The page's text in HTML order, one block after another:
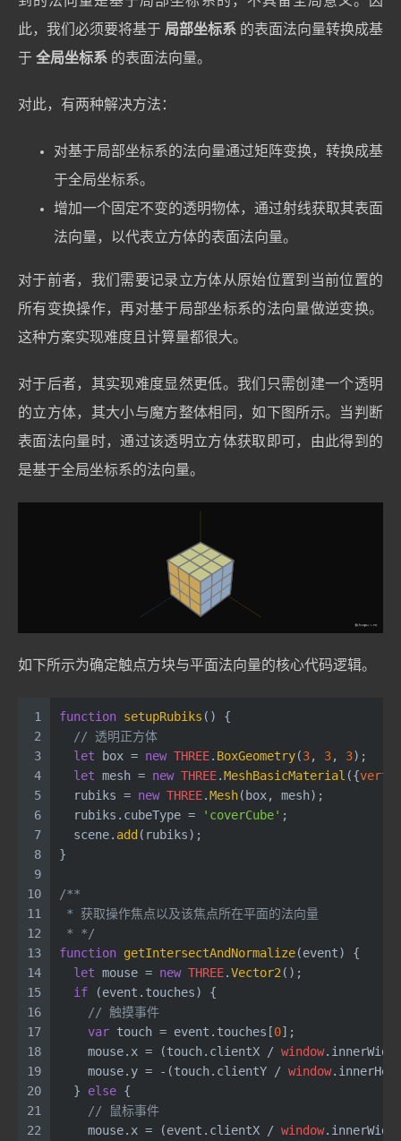
此，我们必须要将基于 局部坐标系 的表面法向量转换成基
于 全局坐标系 的表面法向量。
对此，有两种解决方法：
对基于局部坐标系的法向量通过矩阵变换，转换成基
于全局坐标系。
增加一个固定不变的透明物体，通过射线获取其表面
法向量，以代表立方体的表面法向量。
对于前者，我们需要记录立方体从原始位置到当前位置的
所有变换操作，再对基于局部坐标系的法向量做逆变换。
这种方案实现难度且计算量都很大。
对于后者，其实现难度显然更低。我们只需创建一个透明
的立方体，其大小与魔方整体相同，如下图所示。当判断
表面法向量时，通过该透明立方体获取即可，由此得到的
是基于全局坐标系的法向量。
如下所示为确定触点方块与平面法向量的核心代码逻辑。
1
2
3
4
5
6
7
8
9
10
11
12
13
14
15
16
17
18
19
20
21
22
function setupRubiks ( ) {
// 透明正方体
let box = new THREE. BoxGeometry(3, 3, 3);
let mesh = new THREE.MeshBasicMaterial ({
  rubiks =
new THREE.Mesh(box, mesh);
  rubiks.
cubeType = 'coverCube' ;
  scene.
add (rubiks);
}
/**
* 获取操作焦点以及该焦点所在平面的法向量
* */
function getIntersectAndNormalize(event) {
let mouse = new THREE.Vector2 ();
if (event. touches) {
// 触摸事件
var touch = event. touches [0];
    mouse.
x = (touch. clientX / window.
    mouse.
y = -(touch. clientY / window.
  }
else {
// 鼠标事件
    mouse.
x = (event. clientX / window.